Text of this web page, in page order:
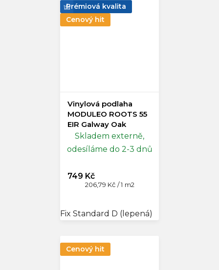
Prémiová kvalita
Cenový hit
Vinylová podlaha
MODULEO ROOTS 55
EIR Galway Oak
87832
Skladem externě,
odesíláme do 2-3 dnů
749 Kč
Měrná
206,79 Kč / 1 m2
Fix Standard D (lepená)
Cenový hit